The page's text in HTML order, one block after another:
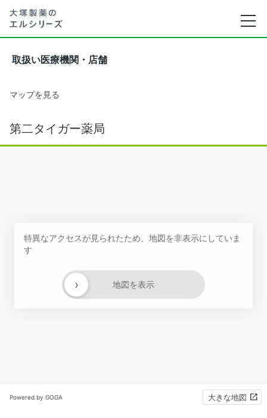
取扱い医療機関・店舗
マップを見る
第二タイガー薬局
特異なアクセスが見られたため、地図を非表示にしていま
す
地図を表示
›
Powered by GOGA 大きな地図